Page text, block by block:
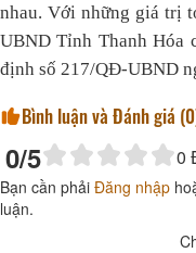
nhau. Với những giá trị
UBND Tỉnh Thanh Hóa
định số 217/QĐ-UBND
Bình luận và Đánh giá (0
0/5 0
Bạn cần phải Đăng nhập
luận.